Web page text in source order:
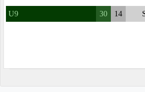
U9 30 14